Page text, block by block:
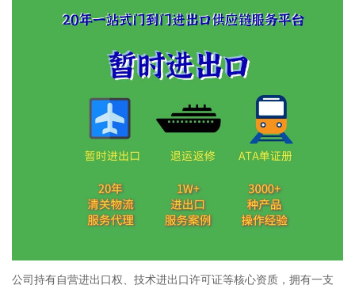
公司持有自营进出口权、技术进出口许可证等核心资质，拥有一支